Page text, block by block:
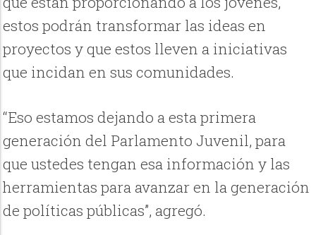
estos podrán transformar las ideas en
proyectos y que estos lleven a iniciativas
que incidan en sus comunidades.
“Eso estamos dejando a esta primera
generación del Parlamento Juvenil, para
que ustedes tengan esa información y las
herramientas para avanzar en la generación
de políticas públicas”, agregó.